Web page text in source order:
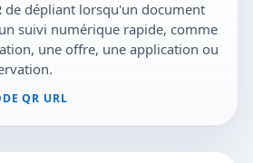
de dépliant lorsqu'un document
suivi numérique rapide, comme
une offre, une application ou
QR URL